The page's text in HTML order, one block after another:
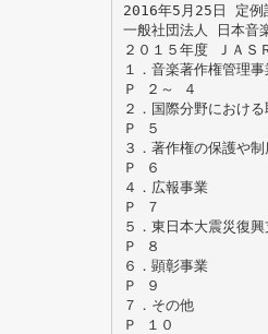
2016年5月25日 定例
一般社団法人 日本音
２０１５年度 ＪＡＳ
１．音楽著作権管理事
Ｐ ２～ ４
２．国際分野における
Ｐ ５
３．著作権の保護や
Ｐ ６
４．広報事業
Ｐ ７
５．東日本大震災復
Ｐ ８
６．顕彰事業
Ｐ ９
７．その他
Ｐ １０